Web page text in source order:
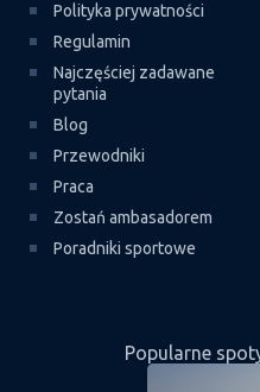
Polityka prywatności
Regulamin
Najczęściej zadawane
pytania
Blog
Przewodniki
Praca
Zostań ambasadorem
Poradniki sportowe
Popularne